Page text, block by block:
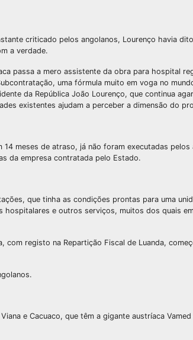
criticado pelos angolanos, Lourenço havia
a verdade.
passa a mero assistente da obra para hospital
uma fórmula muito em voga no
da República João Lourenço, que continua
existentes ajudam a perceber a dimensão do
meses de atraso, já não foram executadas pelos
da empresa contratada pelo Estado.
que tinha as condições prontas para uma
e outros serviços, muitos dos quais
registo na Repartição Fiscal de Luanda,
e Cacuaco, que têm a gigante austríaca